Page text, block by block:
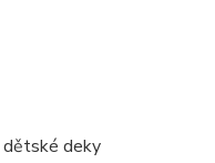
dětské deky